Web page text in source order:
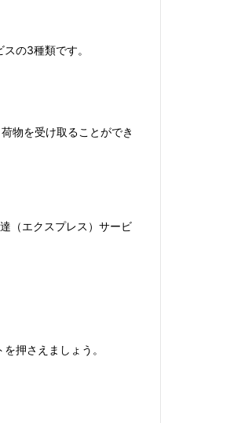
の3種類です。
物を受け取ることができ
（エクスプレス）サービ
押さえましょう。